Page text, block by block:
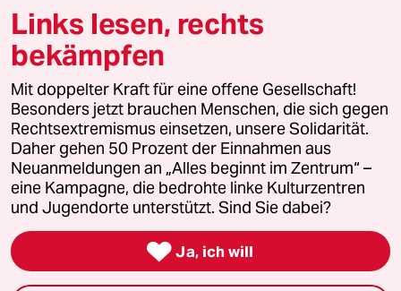
© 2026 taz Verlags und Vertriebs GmbH
Alle Rechte vorbehalten. Bei rechtlichen Fragen oder für Genehmigungen
wenden Sie sich bitte an lizenzen@taz.de
Feedback Redaktionsstatut Kommune-Richtlinien
Leitlinie Informant Datenschutz Impressum AGB
Seitenwende Einwilligungen widerrufen (Ads)
Links lesen, rechts
bekämpfen
Mit doppelter Kraft für eine offene Gesellschaft!
Besonders jetzt brauchen Menschen, die sich gegen
Rechtsextremismus einsetzen, unsere Solidarität.
Daher gehen 50 Prozent der Einnahmen aus
Neuanmeldungen an „Alles beginnt im Zentrum“ –
eine Kampagne, die bedrohte linke Kulturzentren
und Jugendorte unterstützt. Sind Sie dabei?
 Ja, ich will